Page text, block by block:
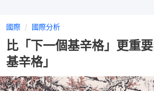
國際 國際分析
比「下一個基辛格」更重
基辛格」